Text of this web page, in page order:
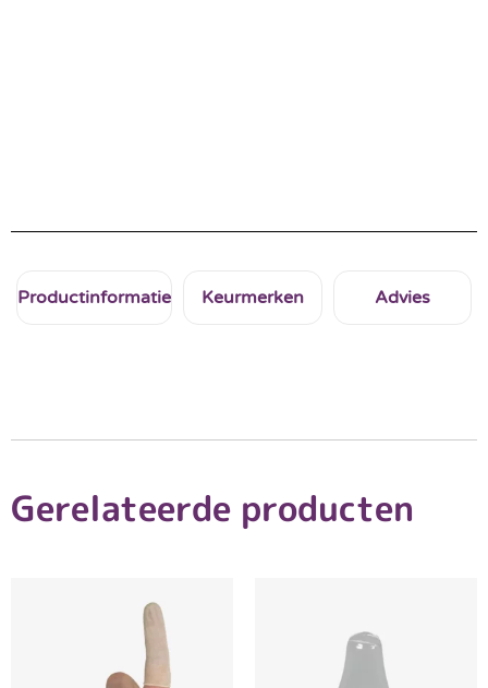
Productinformatie Keurmerken Advies
Gerelateerde producten